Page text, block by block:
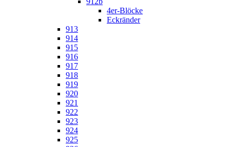
4er-Blöcke
Eckränder
913
914
915
916
917
918
919
920
921
922
923
924
925